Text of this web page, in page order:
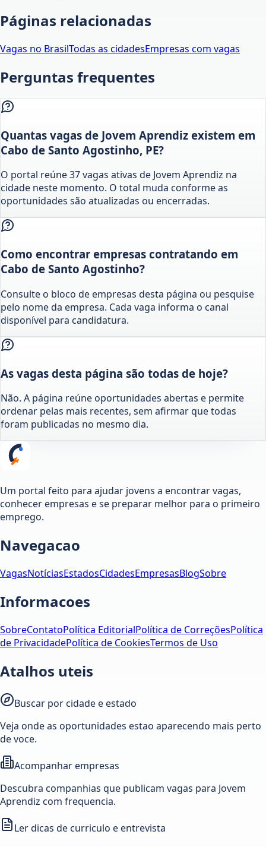
Páginas relacionadas
Vagas no BrasilTodas as cidadesEmpresas com vagas
Perguntas frequentes
Quantas vagas de Jovem Aprendiz existem em
Cabo de Santo Agostinho, PE?
O portal reúne 37 vagas ativas de Jovem Aprendiz na
cidade neste momento. O total muda conforme as
oportunidades são atualizadas ou encerradas.
Como encontrar empresas contratando em
Cabo de Santo Agostinho?
Consulte o bloco de empresas desta página ou pesquise
pelo nome da empresa. Cada vaga informa o canal
disponível para candidatura.
As vagas desta página são todas de hoje?
Não. A página reúne oportunidades abertas e permite
ordenar pelas mais recentes, sem afirmar que todas
foram publicadas no mesmo dia.
Um portal feito para ajudar jovens a encontrar vagas,
conhecer empresas e se preparar melhor para o primeiro
emprego.
Navegacao
VagasNotíciasEstadosCidadesEmpresasBlogSobre
Informacoes
SobreContatoPolítica EditorialPolítica de CorreçõesPolítica
de PrivacidadePolítica de CookiesTermos de Uso
Atalhos uteis
Buscar por cidade e estado
Veja onde as oportunidades estao aparecendo mais perto
de voce.
Acompanhar empresas
Descubra companhias que publicam vagas para Jovem
Aprendiz com frequencia.
Ler dicas de curriculo e entrevista